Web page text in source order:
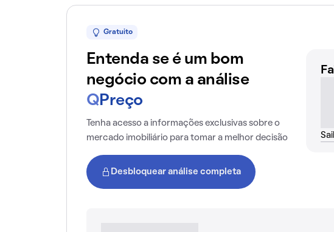
Gratuito
Entenda se é um bom
negócio com a análise
Q Preço
Tenha acesso a informações exclusivas sobre o
mercado imobiliário para tomar a melhor decisão
Desbloquear análise completa